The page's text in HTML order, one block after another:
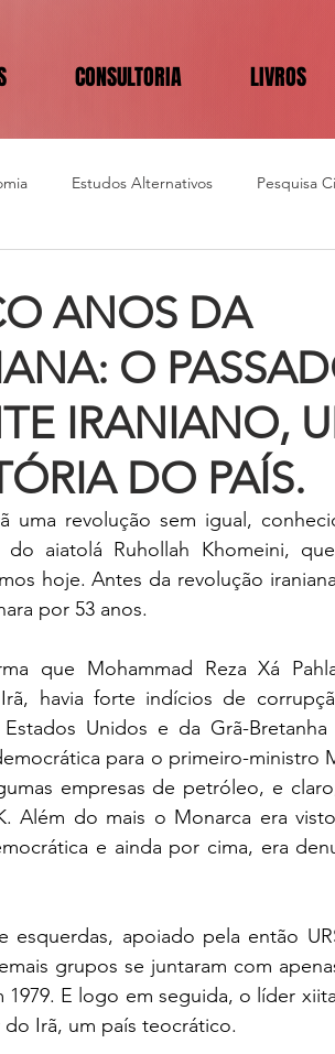
CONSULTORIA LIVROS
Estudos Alternativos Pesquisa
ANOS DA
O
IRANIANO,
DO PAÍS.
uma revolução sem igual,
aiatolá Ruhollah Khomeini,
hoje. Antes da revolução
por 53 anos.
que Mohammad Reza Xá
havia forte indícios de
Unidos e da Grã-
para o primeiro-ministro
empresas de petróleo, e
Além do mais o Monarca era
e ainda por cima, era
apoiado pela então
grupos se juntaram com
E logo em seguida, o líder
Irã, um país teocrático.